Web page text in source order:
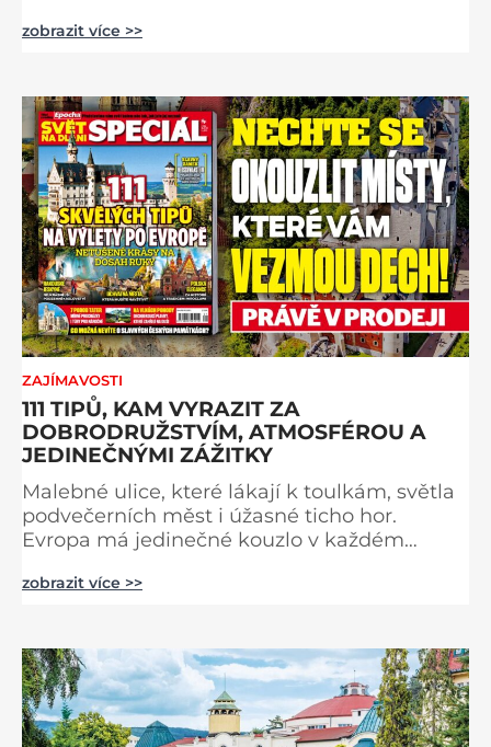
dojde k významnému objevu nebo děsivé
krážem. Je 10. dubna roku 49 př. n. l. a na
břehu říčky Rubikon pronáší Gaius Julius
Caesar svou slavnou vě
zobrazit více >>
ZAJÍMAVOSTI
111 TIPŮ, KAM VYRAZIT ZA
DOBRODRUŽSTVÍM, ATMOSFÉROU A
JEDINEČNÝMI ZÁŽITKY
Malebné ulice, které lákají k toulkám, světla
podvečerních měst i úžasné ticho hor.
Evropa má jedinečné kouzlo v každém
zve na cestu plnou inspirace, dobrodružství i
podobě. Města s neopakovatelnou
atmosférou Vydejte se s námi na prohlídku
měst, která patří k
zobrazit více >>